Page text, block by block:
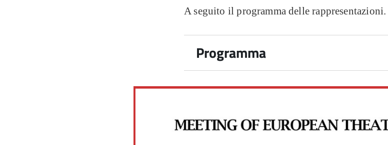
A seguito il programma delle rappresentazioni.
Programma
6 Luglio ore 20.45
In scena l'Accademia Teatrale di Firenze